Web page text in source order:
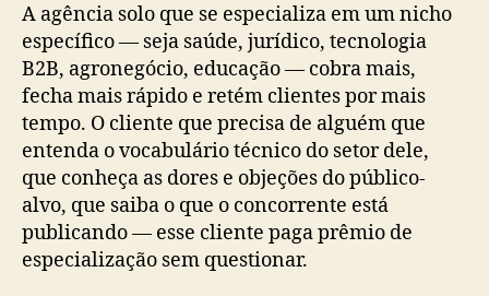
A agência solo que se especializa em um nicho
específico — seja saúde, jurídico, tecnologia
B2B, agronegócio, educação — cobra mais,
fecha mais rápido e retém clientes por mais
tempo. O cliente que precisa de alguém que
entenda o vocabulário técnico do setor dele,
que conheça as dores e objeções do público-
alvo, que saiba o que o concorrente está
publicando — esse cliente paga prêmio de
especialização sem questionar.